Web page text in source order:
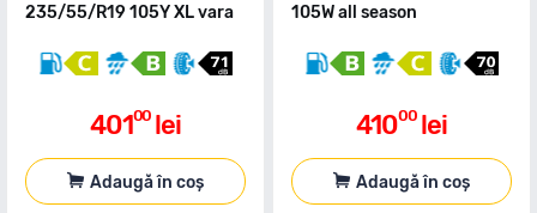
235/55/R19 105Y XL vara
40100 lei
Adaugă în coș
105W all season
41000 lei
Adaugă în coș